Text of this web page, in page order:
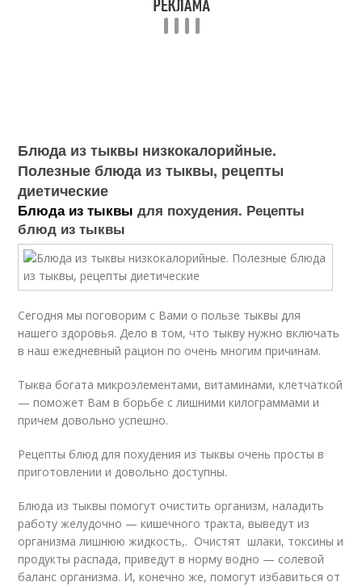
Блюда из тыквы низкокалорийные.
Полезные блюда из тыквы, рецепты
диетические
Блюда из тыквы для похудения. Рецепты
блюд из тыквы
Сегодня мы поговорим с Вами о пользе тыквы для
нашего здоровья. Дело в том, что тыкву нужно включать
в наш ежедневный рацион по очень многим причинам.
Тыква богата микроэлементами, витаминами, клетчаткой
— поможет Вам в борьбе с лишними килограммами и
причем довольно успешно.
Рецепты блюд для похудения из тыквы очень просты в
приготовлении и довольно доступны.
Блюда из тыквы помогут очистить организм, наладить
работу желудочно — кишечного тракта, выведут из
организма лишнюю жидкость,. Очистят шлаки, токсины и
продукты распада, приведут в норму водно — солевой
баланс организма. И, конечно же, помогут избавиться от